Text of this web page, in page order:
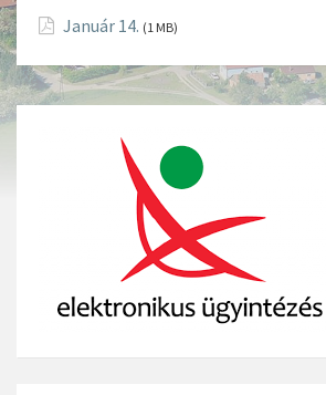
Január 14. (1 MB)